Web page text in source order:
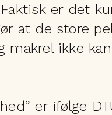
er det
at de store
makrel ikke
er ifølge